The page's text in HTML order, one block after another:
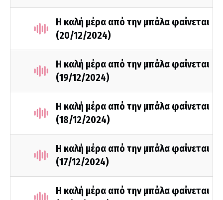
Η καλή μέρα από την μπάλα φαίνεται
(20/12/2024)
Η καλή μέρα από την μπάλα φαίνεται
(19/12/2024)
Η καλή μέρα από την μπάλα φαίνεται
(18/12/2024)
Η καλή μέρα από την μπάλα φαίνεται
(17/12/2024)
Η καλή μέρα από την μπάλα φαίνεται